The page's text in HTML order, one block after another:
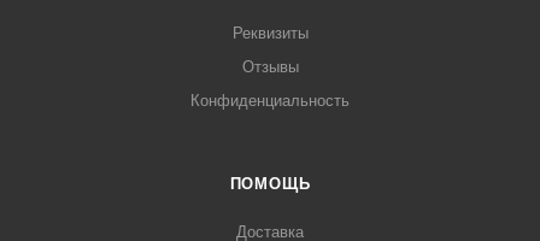
Реквизиты
Отзывы
Конфиденциальность
ПОМОЩЬ
Доставка